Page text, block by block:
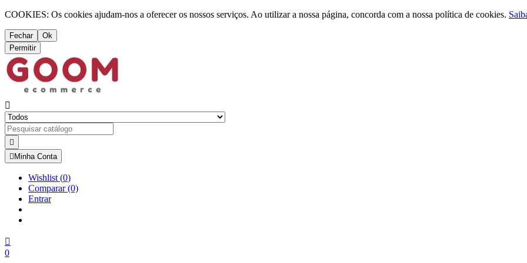
COOKIES: Os cookies ajudam-nos a oferecer os nossos serviços. Ao utilizar a nossa página, concorda com a nossa política de cookies.
Fechar
Ok
Permitir


 Minha Conta
Wishlist (0)
Comparar(0)
Entrar

0